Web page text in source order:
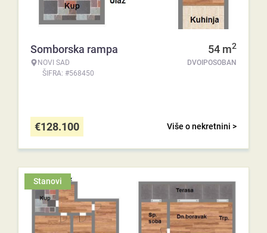
Somborska rampa
NOVI SAD
ŠIFRA: #568450
54 m2
DVOIPOSOBAN
Više o nekretnini >
€128.100
Stanovi